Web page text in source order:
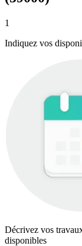
1
Indiquez vos
Décrivez vos
disponibles